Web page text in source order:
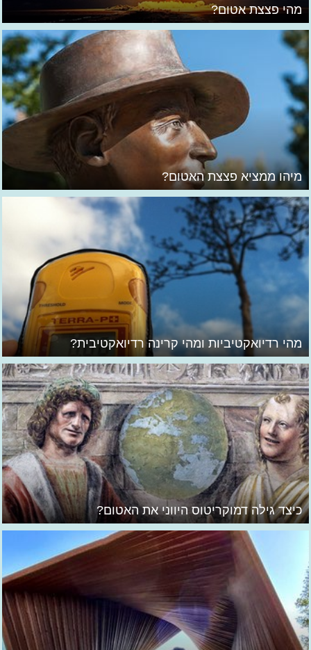
מהי פצצת אטום?
מיהו ממציא פצצת האטום?
מהי רדיואקטיביות ומהי קרינה רדיואקטיבית?
כיצד גילה דמוקריטוס היווני את האטום?